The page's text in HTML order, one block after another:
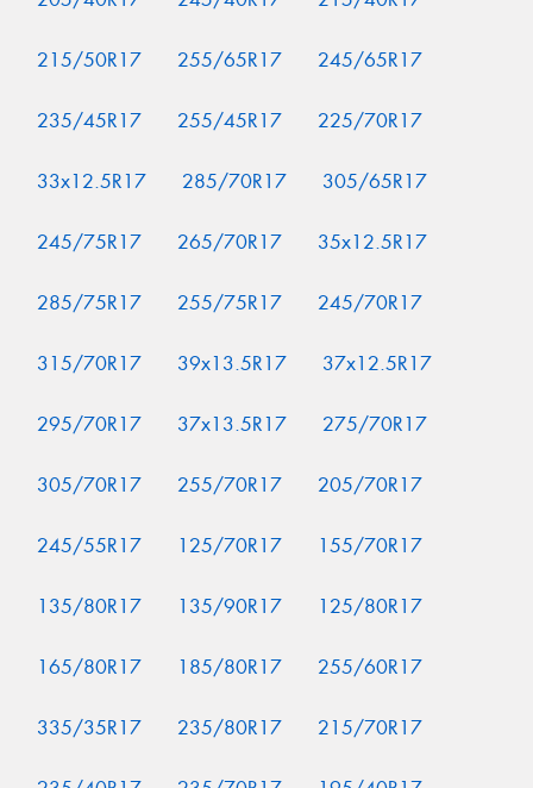
215/50R17 255/65R17 245/65R17
235/45R17 255/45R17 225/70R17
33x12.5R17 285/70R17 305/65R17
245/75R17 265/70R17 35x12.5R17
285/75R17 255/75R17 245/70R17
315/70R17 39x13.5R17 37x12.5R17
295/70R17 37x13.5R17 275/70R17
305/70R17 255/70R17 205/70R17
245/55R17 125/70R17 155/70R17
135/80R17 135/90R17 125/80R17
165/80R17 185/80R17 255/60R17
335/35R17 235/80R17 215/70R17